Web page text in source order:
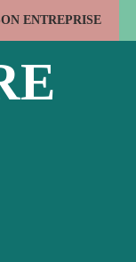
ENTREPRISE